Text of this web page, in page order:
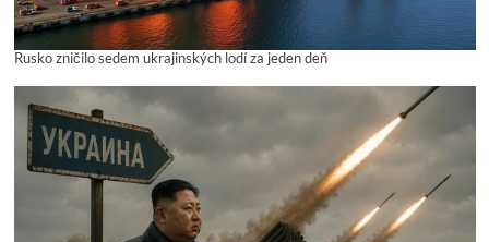
Rusko zničilo sedem ukrajinských lodí za jeden deň